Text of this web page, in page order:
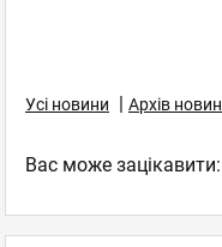
Усі новини | Архів новин
Вас може зацікавити: